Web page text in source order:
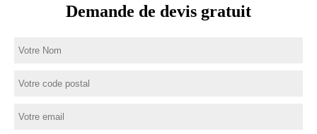
Demande de devis gratuit